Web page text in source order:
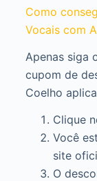
Como
Vocais com
Apenas siga
cupom de
Coelho
Clique
Você
site
O